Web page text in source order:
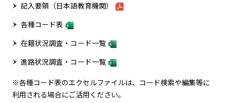
記入要領（日本語教育機関）
各種コード表
在籍状況調査・コード一覧
進路状況調査・コード一覧
※各種コード表のエクセルファイルは、コード検索や編集等に
利用される場合にご活用ください。